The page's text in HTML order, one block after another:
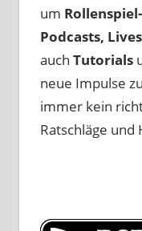
um
Podcasts,
auch Tutorials
neue Impulse
immer kein
Ratschläge und